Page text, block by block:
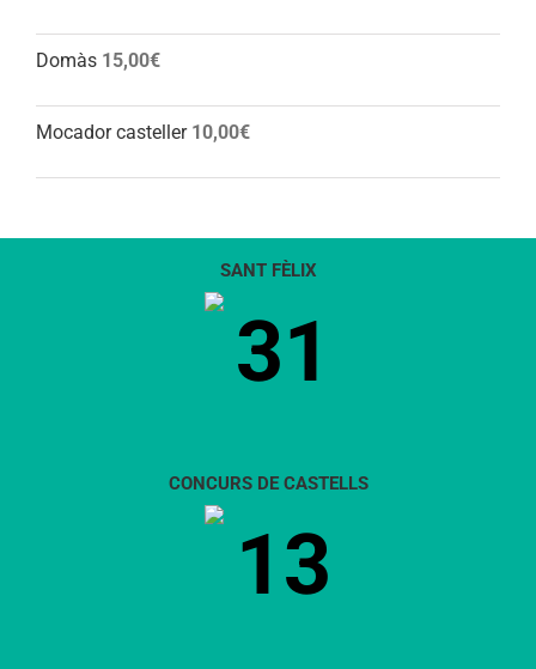
Domàs 15,00€
Mocador casteller 10,00€
SANT FÈLIX
31
CONCURS DE CASTELLS
13